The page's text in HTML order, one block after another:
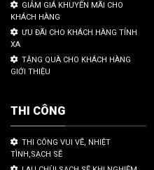
GIẢM GIÁ KHUYẾN MÃI CHO
KHÁCH HÀNG
ƯU ĐÃI CHO KHÁCH HÀNG TỈNH
XA
TẶNG QUÀ CHO KHÁCH HÀNG
GIỚI THIỆU
THI CÔNG
THI CÔNG VUI VẼ, NHIỆT
TÌNH,SẠCH SẼ